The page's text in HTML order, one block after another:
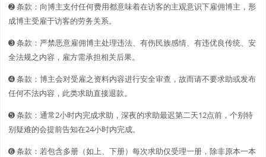
➋️️ 条款：向博主支付任何费用都意味着在访客的主观意识下雇佣博主，形
成博主受雇于访客的劳务关系。
➌ 条款：严禁恶意雇佣博主处理违法、有伤民族感情、有违优良传统、安
全法规之内容，雇方需承担相关后果。
➍ 条款：博主会对受雇之资料内容进行安全审查，故而请不要求助或发布
任何不法内容，此类求助直接退款。
➎ 条款：通常2小时内完成求助，深夜的求助最迟第二天12点前，个别特
别疑难的会提前告知在24小时内完成。
➏ 条款：若包含多册（如上、下册）每次求助仅受理一册，除非原本一本